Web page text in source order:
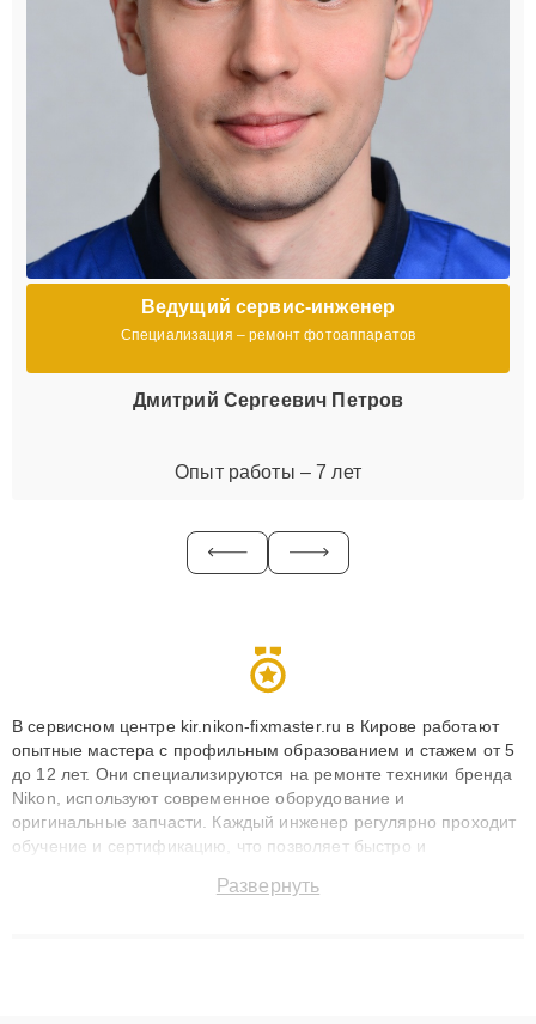
Ведущий сервис-инженер
Специализация – ремонт фотоаппаратов
Дмитрий Сергеевич Петров
Опыт работы – 7 лет
В сервисном центре kir.nikon-fixmaster.ru в Кирове работают
опытные мастера с профильным образованием и стажем от 5
до 12 лет. Они специализируются на ремонте техники бренда
Nikon, используют современное оборудование и
оригинальные запчасти. Каждый инженер регулярно проходит
обучение и сертификацию, что позволяет быстро и
сохранением гарантии до 3 лет. Наши мастера решают
Развернуть